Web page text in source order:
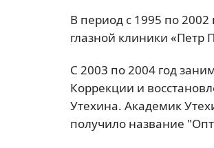
В период с 1995 по
глазной клиники
С 2003 по 2004 год
Коррекции и
Утехина. Академик
получило название